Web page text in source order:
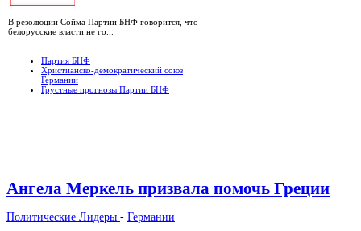
В резолюции Сойма Партии БНФ говорится, что
белорусские власти не го...
Партия БНФ
Христианско-демократический союз
Германии
Грустные прогнозы Партии БНФ
Ангела Меркель призвала помочь Греции
Политические Лидеры - Германии